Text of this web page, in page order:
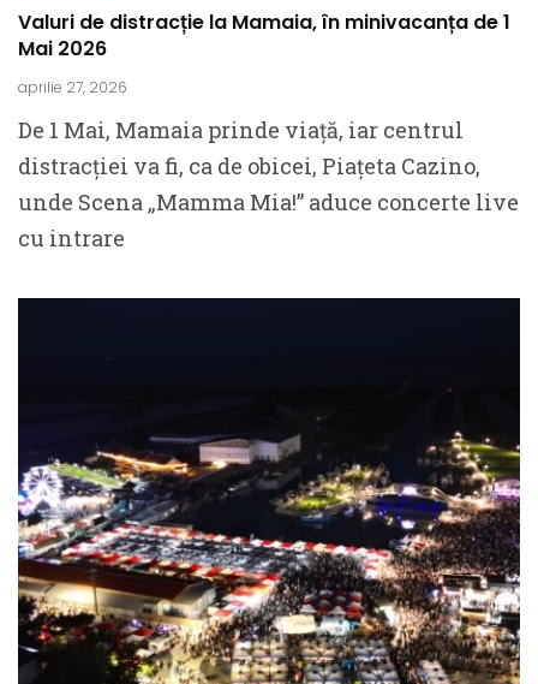
Valuri de distracție la Mamaia, în minivacanța de 1
Mai 2026
aprilie 27, 2026
De 1 Mai, Mamaia prinde viață, iar centrul
distracției va fi, ca de obicei, Piațeta Cazino,
unde Scena „Mamma Mia!” aduce concerte live
cu intrare